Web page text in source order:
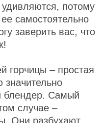
потому
самостоятельно
заверить вас, что
горчицы – простая
значительно
блендер. Самый
случае –
Они разбухают,